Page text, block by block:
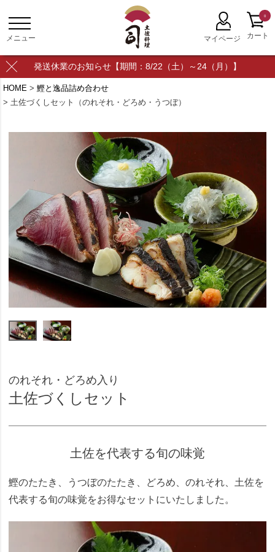
発送休業のお知らせ【期間：8/22（土）～24（月）】
0
HOME
鰹と逸品詰め合わせ
土佐づくしセット（のれそれ・どろめ・うつぼ）
のれそれ・どろめ入り
土佐づくしセット
土佐を代表する旬の味覚
鰹のたたき、うつぼのたたき、どろめ、のれそれ、土佐を
代表する旬の味覚をお得なセットにいたしました。